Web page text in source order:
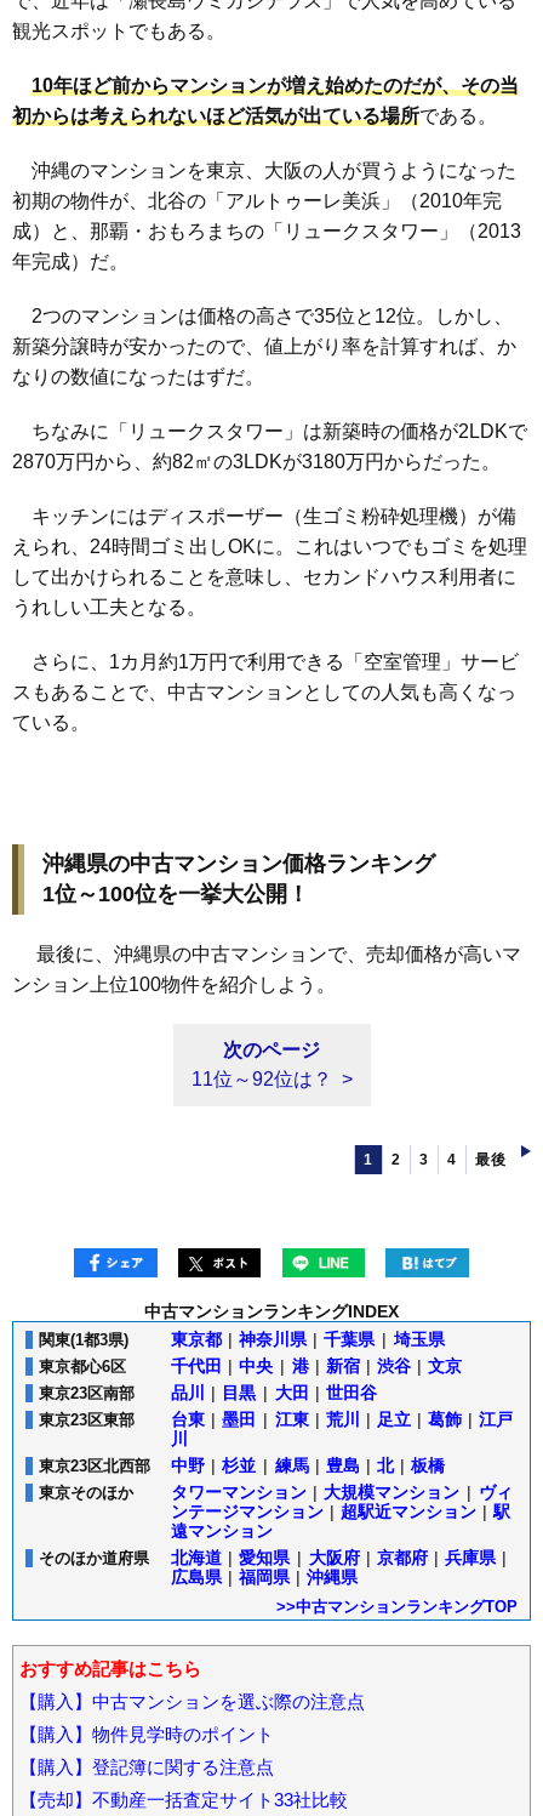
観光スポットでもある。
10年ほど前からマンションが増え始めたのだが、その当
初からは考えられないほど活気が出ている場所である。
沖縄のマンションを東京、大阪の人が買うようになった
初期の物件が、北谷の「アルトゥーレ美浜」（2010年完
成）と、那覇・おもろまちの「リュークスタワー」（2013
年完成）だ。
2つのマンションは価格の高さで35位と12位。しかし、
新築分譲時が安かったので、値上がり率を計算すれば、か
なりの数値になったはずだ。
ちなみに「リュークスタワー」は新築時の価格が2LDKで
2870万円から、約82㎡の3LDKが3180万円からだった。
キッチンにはディスポーザー（生ゴミ粉砕処理機）が備
えられ、24時間ゴミ出しOKに。これはいつでもゴミを処理
して出かけられることを意味し、セカンドハウス利用者に
うれしい工夫となる。
さらに、1カ月約1万円で利用できる「空室管理」サービ
スもあることで、中古マンションとしての人気も高くなっ
ている。
沖縄県の中古マンション価格ランキング
1位～100位を一挙大公開！
最後に、沖縄県の中古マンションで、売却価格が高いマ
ンション上位100物件を紹介しよう。
次のページ
11位～92位は？
1 2 3 4 最後
中古マンションランキングINDEX
関東(1都3県) 東京都 | 神奈川県 | 千葉県 | 埼玉県
東京都心6区 千代田 | 中央 | 港 | 新宿 | 渋谷 | 文京
東京23区南部 品川 | 目黒 | 大田 | 世田谷
東京23区東部 台東 | 墨田 | 江東 | 荒川 | 足立 | 葛飾 | 江戸
川
東京23区北西部 中野 | 杉並 | 練馬 | 豊島 | 北 | 板橋
東京そのほか タワーマンション | 大規模マンション | ヴィ
ンテージマンション | 超駅近マンション | 駅
遠マンション
そのほか道府県 北海道 | 愛知県 | 大阪府 | 京都府 | 兵庫県 |
広島県 | 福岡県 | 沖縄県
>>中古マンションランキングTOP
おすすめ記事はこちら
【購入】中古マンションを選ぶ際の注意点
【購入】物件見学時のポイント
【購入】登記簿に関する注意点
【売却】不動産一括査定サイト33社比較